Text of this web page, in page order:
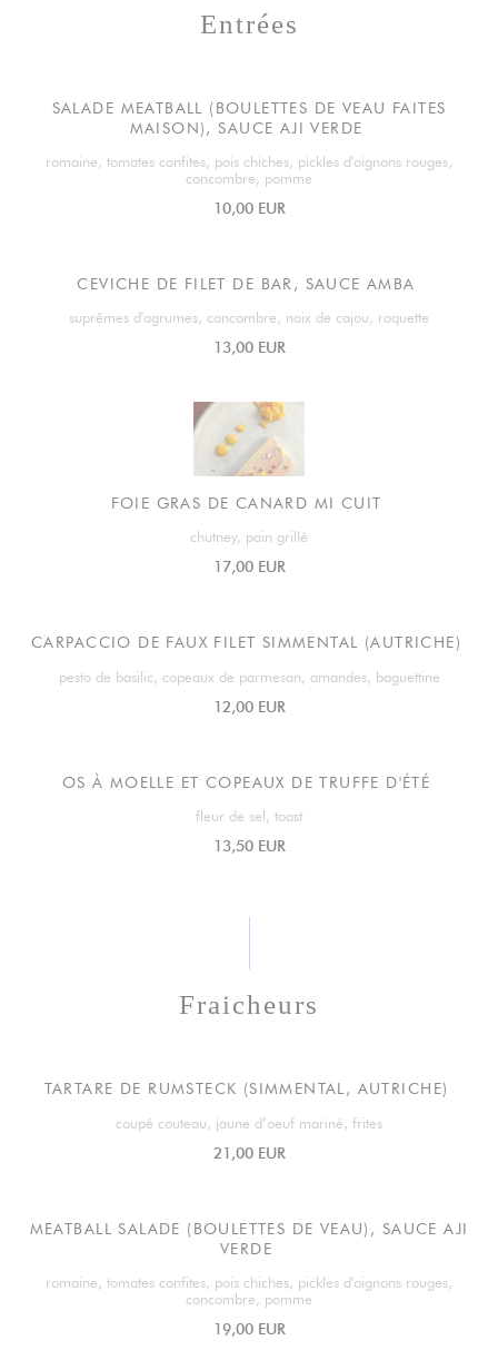
Entrées
SALADE MEATBALL (BOULETTES DE VEAU FAITES
MAISON), SAUCE AJI VERDE
romaine, tomates confites, pois chiches, pickles d'oignons rouges,
concombre, pomme
10,00 EUR
CEVICHE DE FILET DE BAR, SAUCE AMBA
suprêmes d'agrumes, concombre, noix de cajou, roquette
13,00 EUR
FOIE GRAS DE CANARD MI CUIT
chutney, pain grillé
17,00 EUR
CARPACCIO DE FAUX FILET SIMMENTAL (AUTRICHE)
pesto de basilic, copeaux de parmesan, amandes, baguettine
12,00 EUR
OS À MOELLE ET COPEAUX DE TRUFFE D'ÉTÉ
fleur de sel, toast
13,50 EUR
Fraicheurs
TARTARE DE RUMSTECK (SIMMENTAL, AUTRICHE)
coupé couteau, jaune d’oeuf mariné, frites
21,00 EUR
MEATBALL SALADE (BOULETTES DE VEAU), SAUCE AJI
VERDE
romaine, tomates confites, pois chiches, pickles d'oignons rouges,
concombre, pomme
19,00 EUR